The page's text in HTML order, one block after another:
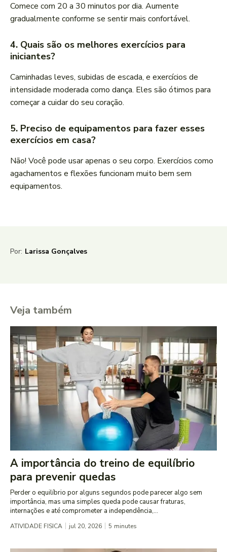
Comece com 20 a 30 minutos por dia. Aumente
gradualmente conforme se sentir mais confortável.
4. Quais são os melhores exercícios para
iniciantes?
Caminhadas leves, subidas de escada, e exercícios de
intensidade moderada como dança. Eles são ótimos para
começar a cuidar do seu coração.
5. Preciso de equipamentos para fazer esses
exercícios em casa?
Não! Você pode usar apenas o seu corpo. Exercícios como
agachamentos e flexões funcionam muito bem sem
equipamentos.
Por: Larissa Gonçalves
Veja também
A importância do treino de equilíbrio
para prevenir quedas
Perder o equilíbrio por alguns segundos pode parecer algo sem
importância, mas uma simples queda pode causar fraturas,
internações e até comprometer a independência,...
ATIVIDADE FISICA jul 20, 2026 5 minutes